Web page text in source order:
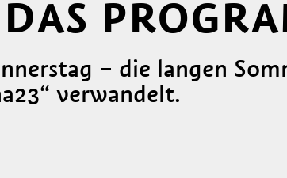
– die langen
verwandelt.